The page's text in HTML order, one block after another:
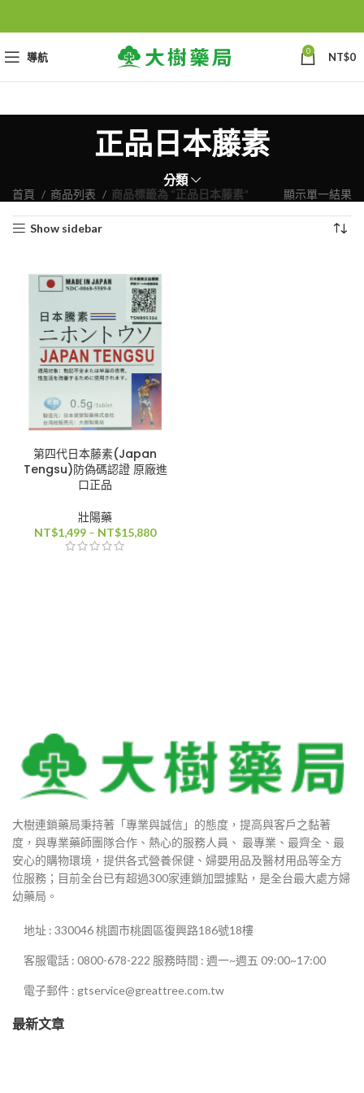
導航 0 NT$0
正品日本藤素
分類
首頁 商品列表 商品標籤為 “正品日本藤素” 顯示單一結果
Show sidebar
第四代日本藤素(Japan
Tengsu)防偽碼認證 原廠進
口正品
壯陽藥
NT$1,499 – NT$15,880價
大樹連鎖藥局秉持著「專業與誠信」的態度，提高與客戶之黏著
度，與專業藥師團隊合作、熱心的服務人員、 最專業、最齊全、最
安心的購物環境，提供各式營養保健、婦嬰用品及醫材用品等全方
位服務；目前全台已有超過300家連鎖加盟據點，是全台最大處方婦
幼藥局。
地址 : 330046 桃園市桃園區復興路186號18樓
客服電話 : 0800-678-222 服務時間 : 週一~週五 09:00~17:00
電子郵件 : gtservice@greattree.com.tw
最新文章